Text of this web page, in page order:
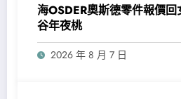
海OSDER奧斯德零件報價
谷年夜桃
2026 年 8 月 7 日